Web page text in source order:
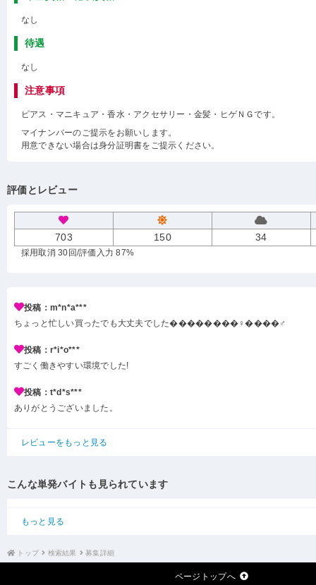
なし
待遇
なし
注意事項
ピアス・マニキュア・香水・アクセサリー・金髪・ヒゲＮＧです。
マイナンバーのご提示をお願いします。
用意できない場合は身分証明書をご提示ください。
評価とレビュー
703 150 34
採用取消 30回/評価入力 87%
投稿：m*n*a***
ちょっと忙しい買ったでも大丈夫でした��������‍♀️����‍♂️
投稿：r*i*o***
すごく働きやすい環境でした!
投稿：t*d*s***
ありがとうございました。
レビューをもっと見る
こんな単発バイトも見られています
もっと見る
トップ 検索結果 募集詳細
ページトップへ